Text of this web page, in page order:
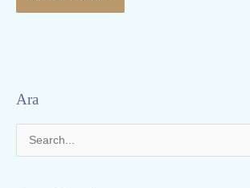
Ara